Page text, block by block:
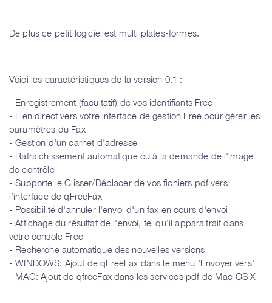
De plus ce petit logiciel est multi plates-formes.
Voici les caractéristiques de la version 0.1 :
- Enregistrement (facultatif) de vos identifiants Free
- Lien direct vers votre interface de gestion Free pour gérer les
paramètres du Fax
- Gestion d'un carnet d'adresse
- Rafraichissement automatique ou à la demande de l'image
de contrôle
- Supporte le Glisser/Déplacer de vos fichiers pdf vers
l'interface de qFreeFax
- Possibilité d'annuler l'envoi d'un fax en cours d'envoi
- Affichage du résultat de l'envoi, tel qu'il apparaitrait dans
votre console Free
- Recherche automatique des nouvelles versions
- WINDOWS: Ajout de qFreeFax dans le menu 'Envoyer vers'
- MAC: Ajout de qfreeFax dans les services pdf de Mac OS X